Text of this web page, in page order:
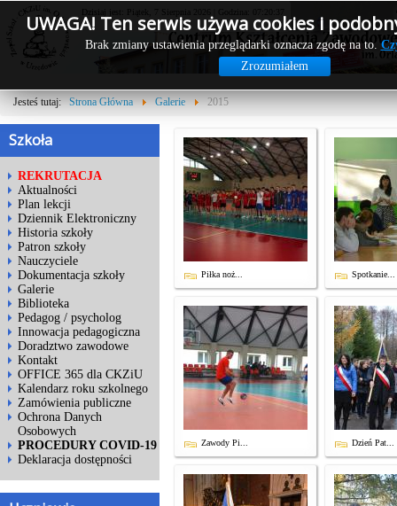
UWAGA! Ten serwis używa cookies i
Brak zmiany ustawienia przeglądarki oznacza zgodę na to.
Zrozumiałem
Dzisiaj jest: Piątek, 7 Sierpnia 2026 | Godzina: 07:20:37
Jesteś tutaj: Strona Główna Galerie 2015
Szkoła
REKRUTACJA
Aktualności
Plan lekcji
Dziennik Elektroniczny
Historia szkoły
Patron szkoły
Nauczyciele
Dokumentacja szkoły
Galerie
Biblioteka
Pedagog / psycholog
Innowacja pedagogiczna
Doradztwo zawodowe
Kontakt
OFFICE 365 dla CKZiU
Kalendarz roku szkolnego
Zamówienia publiczne
Ochrona Danych
Osobowych
PROCEDURY COVID-19
Deklaracja dostępności
Piłka noż... Spotkanie...
Zawody Pi... Dzień Pat...